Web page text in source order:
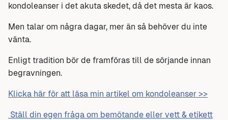
kondoleanser i det akuta skedet, då det mesta är kaos.
Men talar om några dagar, mer än så behöver du inte
vänta.
Enligt tradition bör de framföras till de sörjande innan
begravningen.
Klicka här för att läsa min artikel om kondoleanser >>
Ställ din egen fråga om bemötande eller vett & etikett